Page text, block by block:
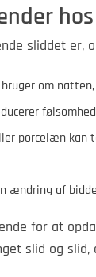
sliddet er,
bruger om
følsomhed
porcelæn kan
ændring af
for at
slid og